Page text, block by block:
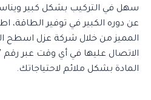
سهل في التركيب بشكل كبير
عن دوره الكبير في توفير الطاقة،
المميز من خلال شركة عزل اسطح
المادة بشكل ملائم لاحتياجاتك.